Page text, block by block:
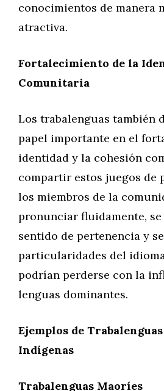
conocimientos de manera
atractiva.
Fortalecimiento de la
Comunitaria
Los trabalenguas también
papel importante en el
identidad y la cohesión
compartir estos juegos de
los miembros de la
pronunciar fluidamente,
sentido de pertenencia y
particularidades del
podrían perderse con la
lenguas dominantes.
Ejemplos de
Indígenas
Trabalenguas Maoríes